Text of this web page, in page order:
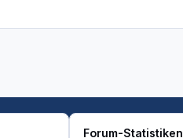
Forum-Statistiken